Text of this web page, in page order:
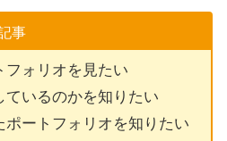
事
フォリオを見たい
ているのかを知りたい
ポートフォリオを知りたい